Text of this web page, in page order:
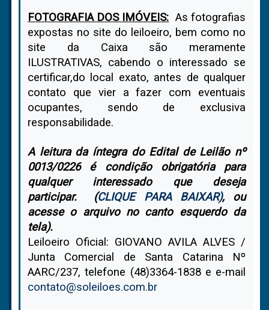
FOTOGRAFIA DOS IMÓVEIS: As fotografias
expostas no site do leiloeiro, bem como no
site da Caixa são meramente
ILUSTRATIVAS, cabendo o interessado se
certificar,do local exato, antes de qualquer
contato que vier a fazer com eventuais
ocupantes, sendo de exclusiva
responsabilidade.
A leitura da íntegra do Edital de Leilão nº
0013/0226 é condição obrigatória para
qualquer interessado que deseja
participar. (CLIQUE PARA BAIXAR), ou
acesse o arquivo no canto esquerdo da
tela).
Leiloeiro Oficial: GIOVANO AVILA ALVES /
Junta Comercial de Santa Catarina Nº
AARC/237, telefone (48)3364-1838 e e-mail
contato@soleiloes.com.br